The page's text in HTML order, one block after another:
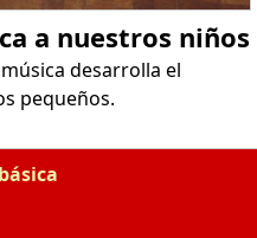
a nuestros niños
desarrolla el
pequeños.